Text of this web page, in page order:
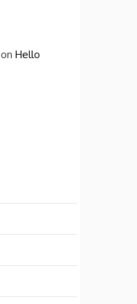
on Hello